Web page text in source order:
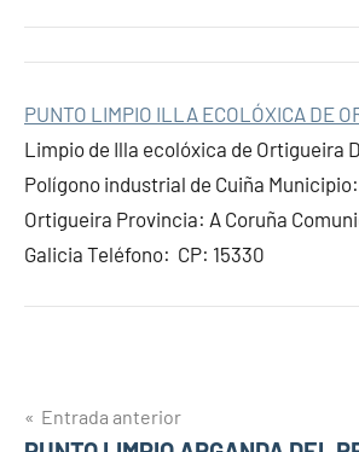
PUNTO LIMPIO ILLA ECOLÓXICA DE
Limpio de Illa ecolóxica de Ortigueira
Polígono industrial de Cuiña
Ortigueira Provincia: A Coruña
Galicia Teléfono: CP: 15330
Navegación
Entrada anterior